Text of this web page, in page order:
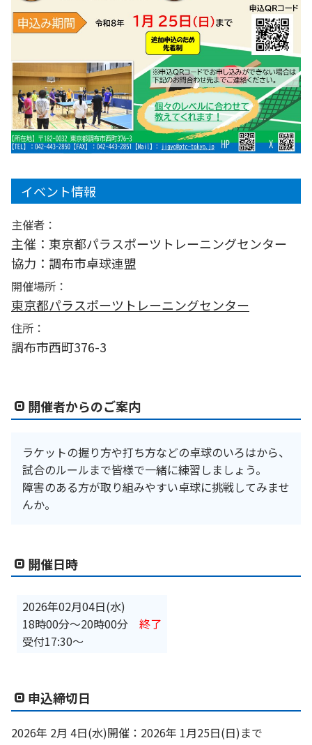
イベント情報
主催者：
主催：東京都パラスポーツトレーニングセンター
協力：調布市卓球連盟
開催場所：
東京都パラスポーツトレーニングセンター
住所：
調布市西町376-3
開催者からのご案内
ラケットの握り方や打ち方などの卓球のいろはから、
試合のルールまで皆様で一緒に練習しましょう。
障害のある方が取り組みやすい卓球に挑戦してみませ
んか。
開催日時
2026年02月04日(水)
18時00分〜20時00分
受付17:30～
終了
申込締切日
2026年 2月 4日(水)開催：2026年 1月25日(日)まで